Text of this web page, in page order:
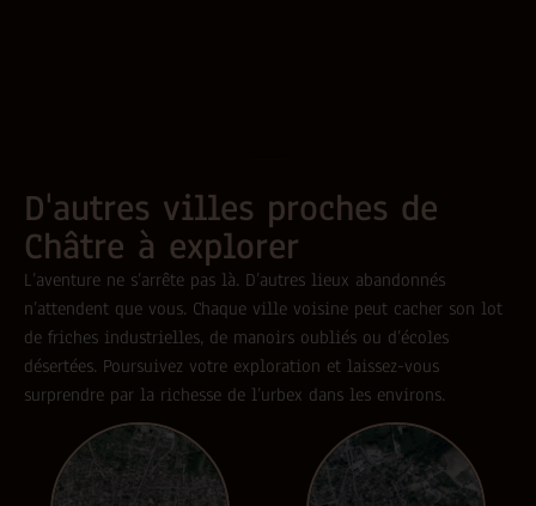
D'autres villes proches de
Châtre à explorer
L’aventure ne s’arrête pas là. D’autres lieux abandonnés
n’attendent que vous. Chaque ville voisine peut cacher son lot
de friches industrielles, de manoirs oubliés ou d’écoles
désertées. Poursuivez votre exploration et laissez-vous
surprendre par la richesse de l’urbex dans les environs.